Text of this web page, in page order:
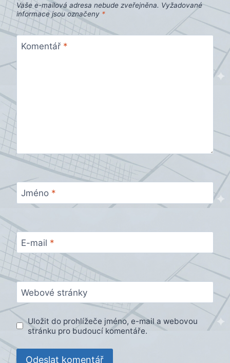
Vaše e-mailová adresa nebude zveřejněna. Vyžadované
informace jsou označeny *
Komentář *
Jméno *
E-mail *
Webové stránky
Uložit do prohlížeče jméno, e-mail a webovou
stránku pro budoucí komentáře.